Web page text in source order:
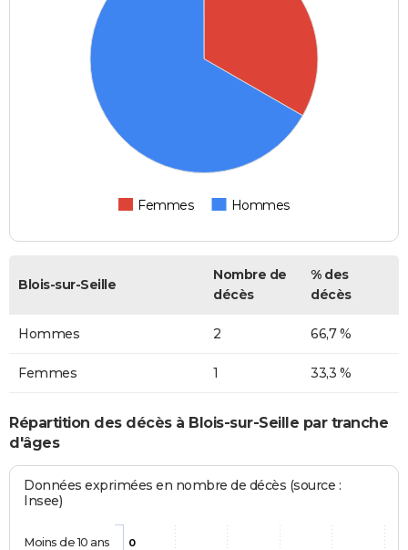
Femmes Hommes
Blois-sur-Seille
Nombre de
décès
% des
décès
Hommes 2 66,7 %
Femmes 1 33,3 %
Répartition des décès à Blois-sur-Seille par tranche
d'âges
Données exprimées en nombre de décès (source :
Insee)
0
Moins de 10 ans